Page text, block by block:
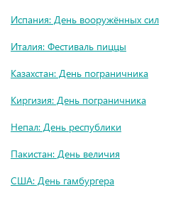
Испания: День вооружённых сил
Италия: Фестиваль пиццы
Казахстан: День пограничника
Киргизия: День пограничника
Непал: День республики
Пакистан: День величия
США: День гамбургера